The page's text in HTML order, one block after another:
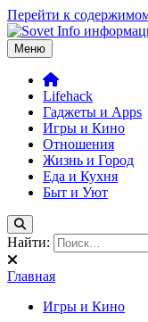
Перейти к
Sovetinfo.com – твой
уют
Крупнейшая база
настройки
нужно для учебы,
Меню
Lifehack
Гаджеты и Apps
Игры и Кино
Отношения
Жизнь и Город
Еда и Кухня
Быт и Уют
Найти:
Главная
Игры и Кино